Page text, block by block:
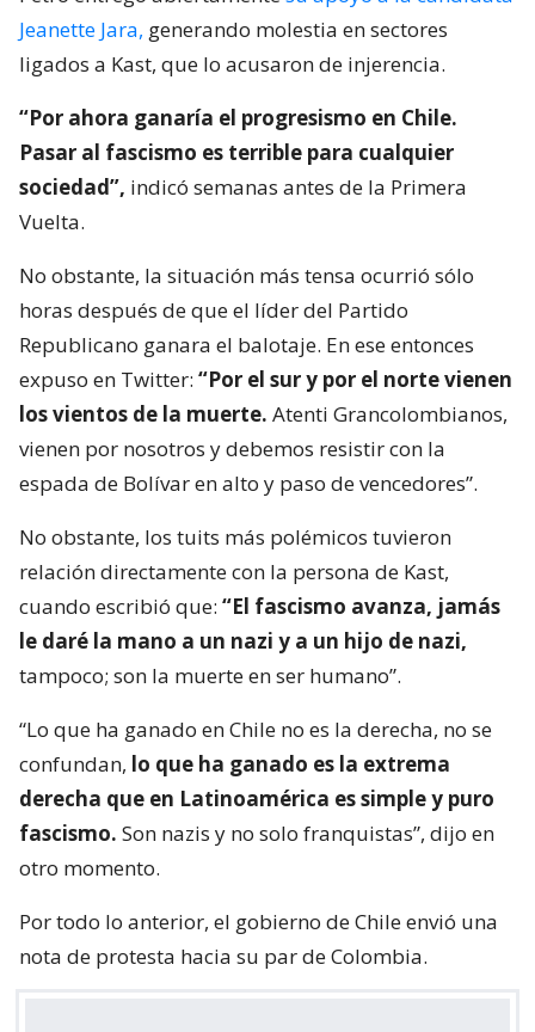
Jeanette Jara, generando molestia en sectores
ligados a Kast, que lo acusaron de injerencia.
“Por ahora ganaría el progresismo en Chile.
Pasar al fascismo es terrible para cualquier
sociedad”, indicó semanas antes de la Primera
Vuelta.
No obstante, la situación más tensa ocurrió sólo
horas después de que el líder del Partido
Republicano ganara el balotaje. En ese entonces
expuso en Twitter: “Por el sur y por el norte vienen
los vientos de la muerte. Atenti Grancolombianos,
vienen por nosotros y debemos resistir con la
espada de Bolívar en alto y paso de vencedores”.
No obstante, los tuits más polémicos tuvieron
relación directamente con la persona de Kast,
cuando escribió que: “El fascismo avanza, jamás
le daré la mano a un nazi y a un hijo de nazi,
tampoco; son la muerte en ser humano”.
“Lo que ha ganado en Chile no es la derecha, no se
confundan, lo que ha ganado es la extrema
derecha que en Latinoamérica es simple y puro
fascismo. Son nazis y no solo franquistas”, dijo en
otro momento.
Por todo lo anterior, el gobierno de Chile envió una
nota de protesta hacia su par de Colombia.